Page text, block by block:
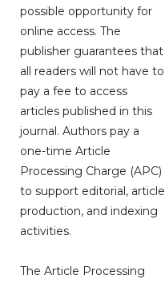
possible opportunity for
online access. The
publisher guarantees that
all readers will not have to
pay a fee to access
articles published in this
journal. Authors pay a
one-time Article
Processing Charge (APC)
to support editorial, article
production, and indexing
activities.
The Article Processing